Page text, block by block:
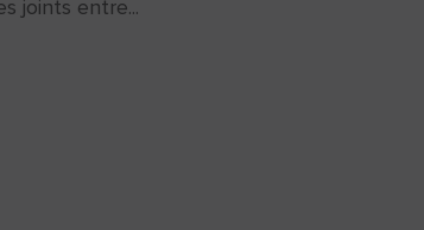
joints entre...